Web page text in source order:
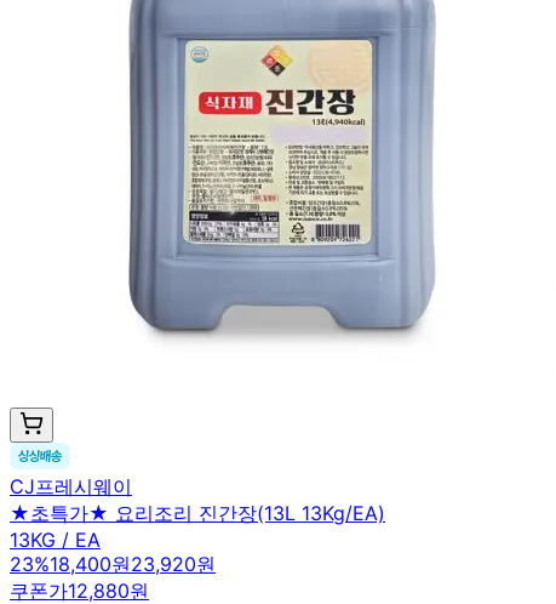
CJ프레시웨이
★초특가★ 요리조리 진간장(13L 13Kg/EA)
13KG / EA
23%18,400원23,920원
쿠폰가12,880원